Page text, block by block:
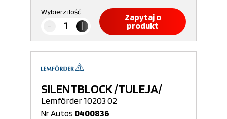
Wybierz ilość
Zapytaj o
produkt
SILENTBLOCK /TULEJA/
Lemförder 10203 02
Nr Autos 0400836